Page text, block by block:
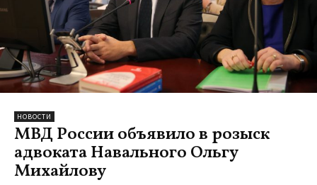
НОВОСТИ
МВД России объявило в розыск
адвоката Навального Ольгу
Михайлову